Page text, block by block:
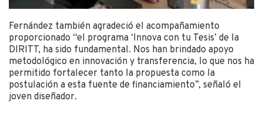
Fernández también agradeció el acompañamiento
proporcionado “el programa ‘Innova con tu Tesis’ de la
DIRITT, ha sido fundamental. Nos han brindado apoyo
metodológico en innovación y transferencia, lo que nos ha
permitido fortalecer tanto la propuesta como la
postulación a esta fuente de financiamiento”, señaló el
joven diseñador.